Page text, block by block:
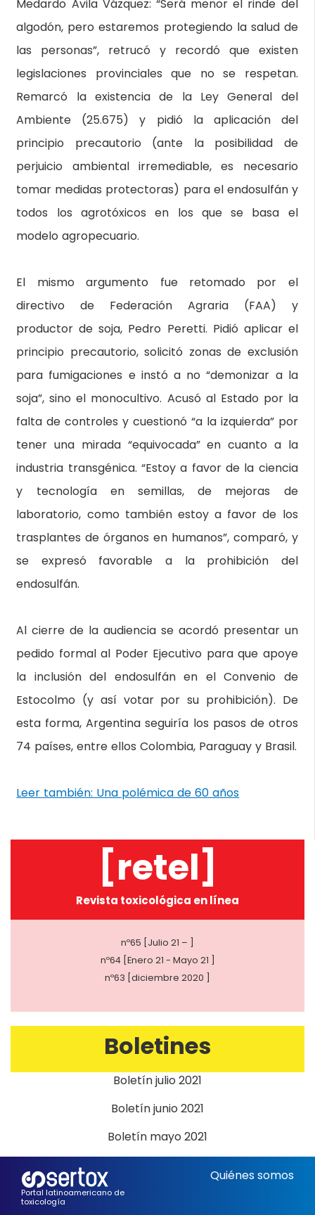
Medardo Avila Vázquez: “Será menor el rinde del
algodón, pero estaremos protegiendo la salud de
las personas”, retrucó y recordó que existen
legislaciones provinciales que no se respetan.
Remarcó la existencia de la Ley General del
Ambiente (25.675) y pidió la aplicación del
principio precautorio (ante la posibilidad de
perjuicio ambiental irremediable, es necesario
tomar medidas protectoras) para el endosulfán y
todos los agrotóxicos en los que se basa el
modelo agropecuario.
El mismo argumento fue retomado por el
directivo de Federación Agraria (FAA) y
productor de soja, Pedro Peretti. Pidió aplicar el
principio precautorio, solicitó zonas de exclusión
para fumigaciones e instó a no “demonizar a la
soja”, sino el monocultivo. Acusó al Estado por la
falta de controles y cuestionó “a la izquierda” por
tener una mirada “equivocada” en cuanto a la
industria transgénica. “Estoy a favor de la ciencia
y tecnología en semillas, de mejoras de
laboratorio, como también estoy a favor de los
trasplantes de órganos en humanos”, comparó, y
se expresó favorable a la prohibición del
endosulfán.
Al cierre de la audiencia se acordó presentar un
pedido formal al Poder Ejecutivo para que apoye
la inclusión del endosulfán en el Convenio de
Estocolmo (y así votar por su prohibición). De
esta forma, Argentina seguiría los pasos de otros
74 países, entre ellos Colombia, Paraguay y Brasil.
Leer también: Una polémica de 60 años
[retel]
Revista toxicológica en línea
nº65 [Julio 21 – ]
nº64 [Enero 21 - Mayo 21 ]
nº63 [diciembre 2020 ]
Boletines
Boletín julio 2021
Boletín junio 2021
Boletín mayo 2021
Portal latinoamericano de
toxicología
Quiénes somos